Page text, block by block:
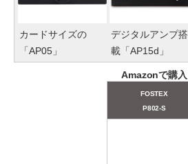
カードサイズの
「AP05」
デジタルアンプ搭
載「AP15d」
Amazonで購入
FOSTEX
P802-S